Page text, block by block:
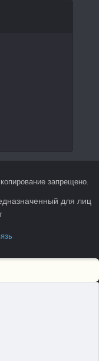
запрещено.